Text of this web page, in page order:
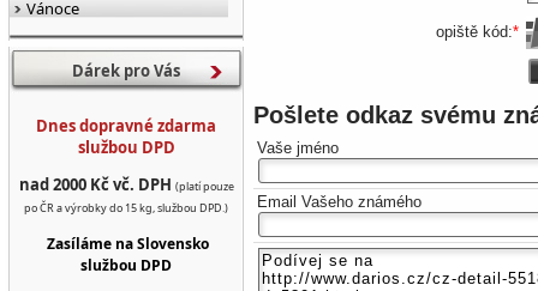
opiště kód:*
Pošlete odkaz svému
Vaše jméno
Email Vašeho známého
Vánoce
Dárek pro Vás
Dnes dopravné zdarma
službou DPD
nad 2000 Kč vč. DPH (platí pouze
po ČR a výrobky do 15 kg, službou DPD.)
Zasíláme na Slovensko
službou DPD